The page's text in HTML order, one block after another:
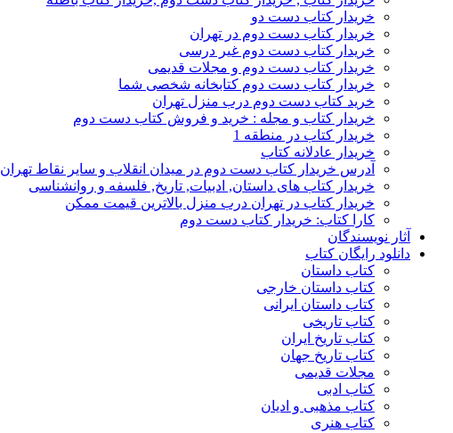
خریدار کتاب دست دو
خریدار کتاب دست دوم در تهران
خریدار کتاب دست دوم غیر درسی
خریدار کتاب دست دوم و مجلات قدیمی
خریدار کتاب دست دوم کتابخانه شخصی شما
خرید کتاب دست دوم درب منزل تهران
خریدار کتاب و مجله : خرید و فروش کتاب دست دوم
خریدار کتاب در منطقه 1
خریدار عادلانه کتاب
آدرس خریدار کتاب دست دوم در میدان انقلاب و سایر نقاط تهران
خریدار کتاب های داستان, ادبیات, تاریخ, فلسفه و روانشناسی
خریدار کتاب در تهران درب منزل بالاترین قیمت ممکن
کارا کتاب: خریدار کتاب دست دوم
آثار نویسندگان
دانلود رایگان کتاب
کتاب داستان
کتاب داستان خارجی
کتاب داستان ایرانی
کتاب تاریخی
کتاب تاریخ ایران
کتاب تاریخ جهان
مجلات قدیمی
کتاب ادبی
کتاب مذهبی و ادیان
کتاب هنری